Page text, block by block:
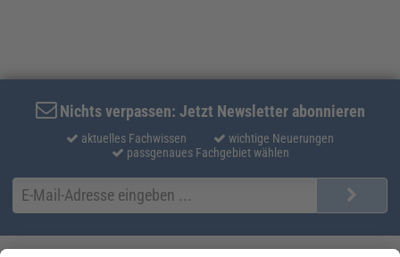
Nichts verpassen: Jetzt Newsletter abonnieren
aktuelles Fachwissen
wichtige Neuerungen
passgenaues Fachgebiet wählen